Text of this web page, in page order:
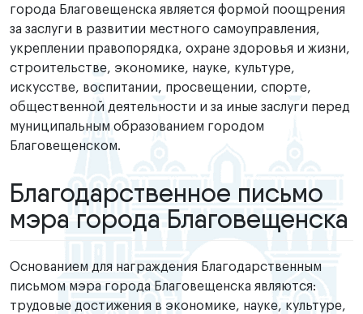
города Благовещенска является формой поощрения
за заслуги в развитии местного самоуправления,
укреплении правопорядка, охране здоровья и жизни,
строительстве, экономике, науке, культуре,
искусстве, воспитании, просвещении, спорте,
общественной деятельности и за иные заслуги перед
муниципальным образованием городом
Благовещенском.
Благодарственное письмо
мэра города Благовещенска
Основанием для награждения Благодарственным
письмом мэра города Благовещенска являются:
трудовые достижения в экономике, науке, культуре,